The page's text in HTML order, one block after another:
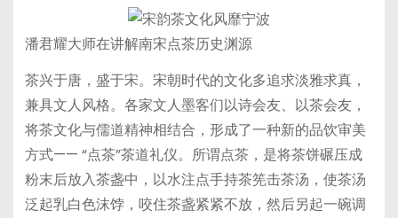
潘君耀大师在讲解南宋点茶历史渊源
茶兴于唐，盛于宋。宋朝时代的文化多追求淡雅求真，
兼具文人风格。各家文人墨客们以诗会友、以茶会友，
将茶文化与儒道精神相结合，形成了一种新的品饮审美
方式—— “点茶”茶道礼仪。所谓点茶，是将茶饼碾压成
粉末后放入茶盏中，以水注点手持茶筅击茶汤，使茶汤
泛起乳白色沫饽，咬住茶盏紧紧不放，然后另起一碗调